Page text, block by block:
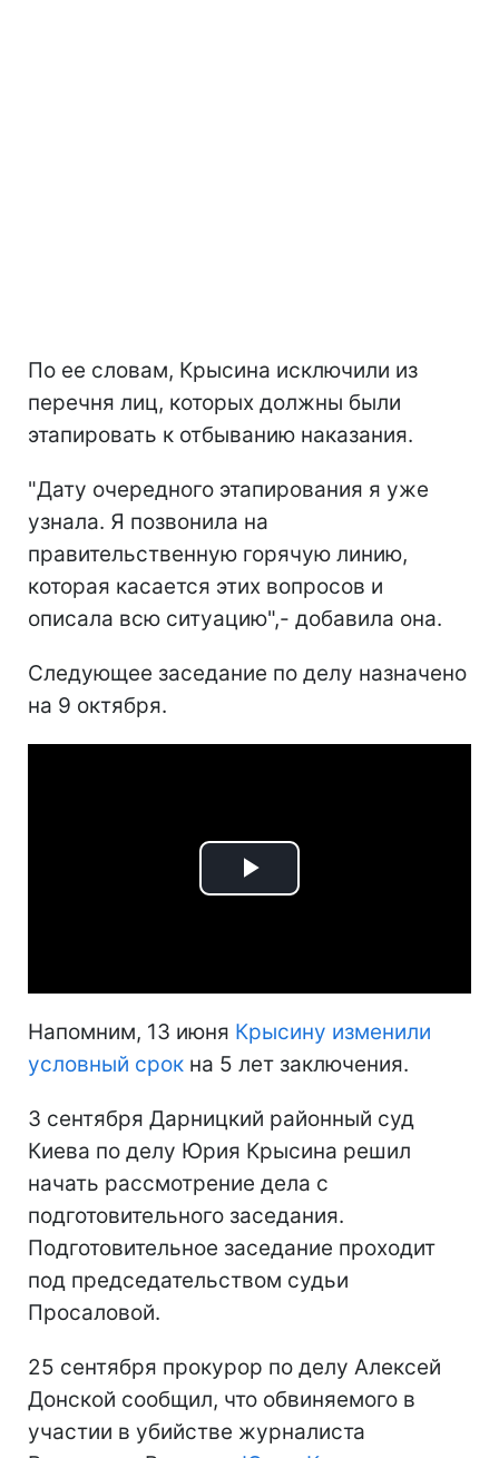
По ее словам, Крысина исключили из
перечня лиц, которых должны были
этапировать к отбыванию наказания.
"Дату очередного этапирования я уже
узнала. Я позвонила на
правительственную горячую линию,
которая касается этих вопросов и
описала всю ситуацию",- добавила она.
Следующее заседание по делу назначено
на 9 октября.
Play
Напомним, 13 июня Крысину изменили
условный срок на 5 лет заключения.
3 сентября Дарницкий районный суд
Киева по делу Юрия Крысина решил
начать рассмотрение дела с
подготовительного заседания.
Подготовительное заседание проходит
под председательством судьи
Просаловой.
25 сентября прокурор по делу Алексей
Донской сообщил, что обвиняемого в
участии в убийстве журналиста